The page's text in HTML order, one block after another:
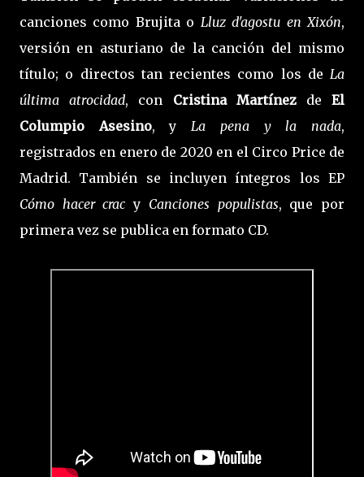
canciones como Brujita o Lluz d'agostu en Xixón,
versión en asturiano de la canción del mismo
título; o directos tan recientes como los de La
última atrocidad, con Cristina Martínezde El
Columpio Asesino, y La pena y la nada,
registrados en enero de 2020 en el Circo Price de
Madrid. También se incluyen íntegros los EP
Cómo hacer cracy Canciones populistas, que por
primera vez se publica en formato CD.